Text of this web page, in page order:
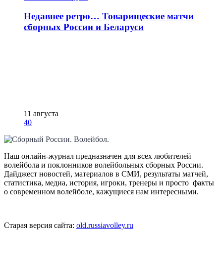
Недавнее ретро… Товарищеские матчи
сборных России и Беларуси
11 августа
40
Наш онлайн-журнал предназначен для всех любителей
волейбола и поклонников волейбольных сборных России.
Дайджест новостей, материалов в СМИ, результаты матчей,
статистика, медиа, история, игроки, тренеры и просто факты
о современном волейболе, кажущиеся нам интересными.
Старая версия сайта: old.russiavolley.ru